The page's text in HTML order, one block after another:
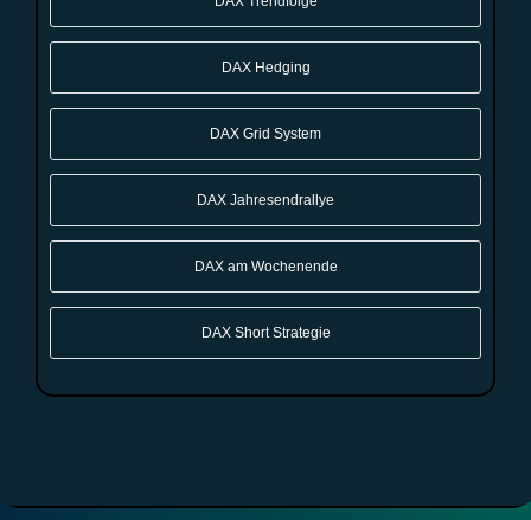
DAX Hedging
DAX Grid System
DAX Jahresendrallye
DAX am Wochenende
DAX Short Strategie